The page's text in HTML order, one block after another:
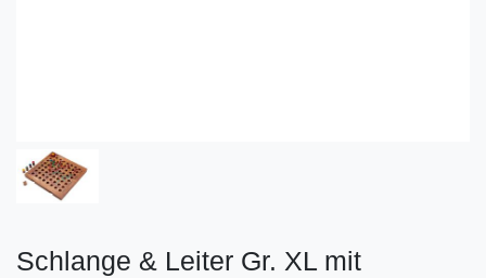
Schlange & Leiter Gr. XL mit